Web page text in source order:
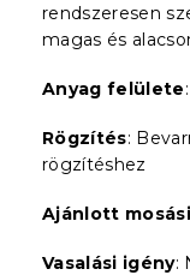
rendszeresen
magas és
Anyag felülete
Rögzítés:
rögzítéshez
Ajánlott
Vasalási igény: